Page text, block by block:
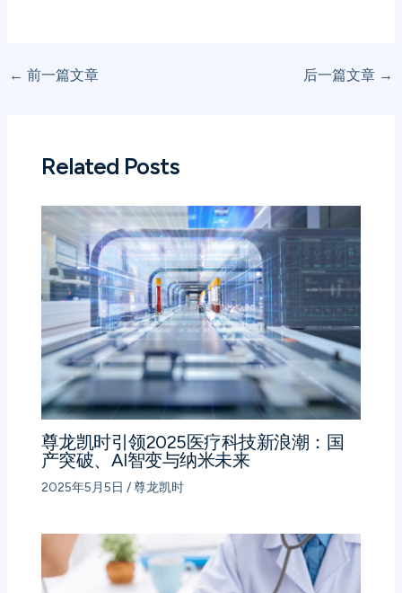
← 前一篇文章 后一篇文章 →
Related Posts
尊龙凯时引领2025医疗科技新浪潮：国
产突破、AI智变与纳米未来
2025年5月5日 /尊龙凯时